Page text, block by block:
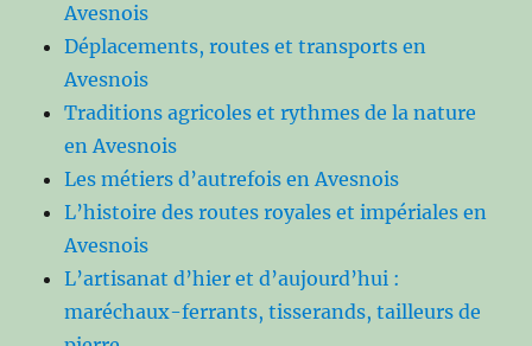
Avesnois
Déplacements, routes et transports en
Avesnois
Traditions agricoles et rythmes de la nature
en Avesnois
Les métiers d’autrefois en Avesnois
L’histoire des routes royales et impériales en
Avesnois
L’artisanat d’hier et d’aujourd’hui :
maréchaux-ferrants, tisserands, tailleurs de